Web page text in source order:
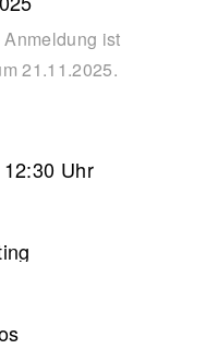
ist
21.11.2025.
Uhr